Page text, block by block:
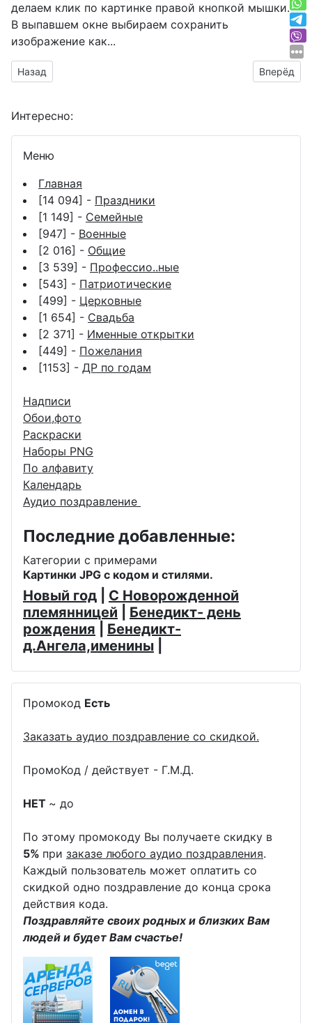
делаем клик по картинке правой кнопкой мышки.
В выпавшем окне выбираем сохранить
изображение как...
Предыдущий материал: смайлик гиф к празднику день
Назад Вперёд
Интересно:
Меню
Главная
[14 094] - Праздники
[1 149] - Семейные
[947] - Военные
[2 016] - Общие
[3 539] - Профессио..ные
[543] - Патриотические
[499] - Церковные
[1 654] - Свадьба
[2 371] - Именные открытки
[449] - Пожелания
[1153] - ДР по годам
Надписи
Обои,фото
Раскраски
Наборы PNG
По алфавиту
Календарь
Аудио поздравление
Последние добавленные:
Категории с примерами
Картинки JPG с кодом и стилями.
Новый год
С Новорожденной
племянницей
Бенедикт- день
рождения
Бенедикт-
д.Ангела,именины
Промокод Есть
Заказать аудио поздравление со скидкой.
ПромоКод / действует - Г.М.Д.
НЕТ ~ до
По этому промокоду Вы получаете скидку в
5% при заказе любого аудио поздравления.
Каждый пользователь может оплатить со
скидкой одно поздравление до конца срока
действия кода.
Поздравляйте своих родных и близких Вам
людей и будет Вам счастье!